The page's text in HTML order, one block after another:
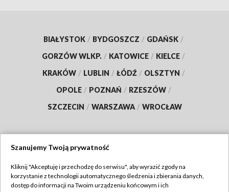
BIAŁYSTOK / BYDGOSZCZ / GDAŃSK /
GORZÓW WLKP. / KATOWICE / KIELCE /
KRAKÓW / LUBLIN / ŁÓDŹ / OLSZTYN /
OPOLE / POZNAŃ / RZESZÓW /
SZCZECIN / WARSZAWA / WROCŁAW
TVP
Szanujemy Twoją prywatność
Kliknij "Akceptuję i przechodzę do serwisu", aby wyrazić zgody na
korzystanie z technologii automatycznego śledzenia i zbierania danych,
dostęp do informacji na Twoim urządzeniu końcowym i ich